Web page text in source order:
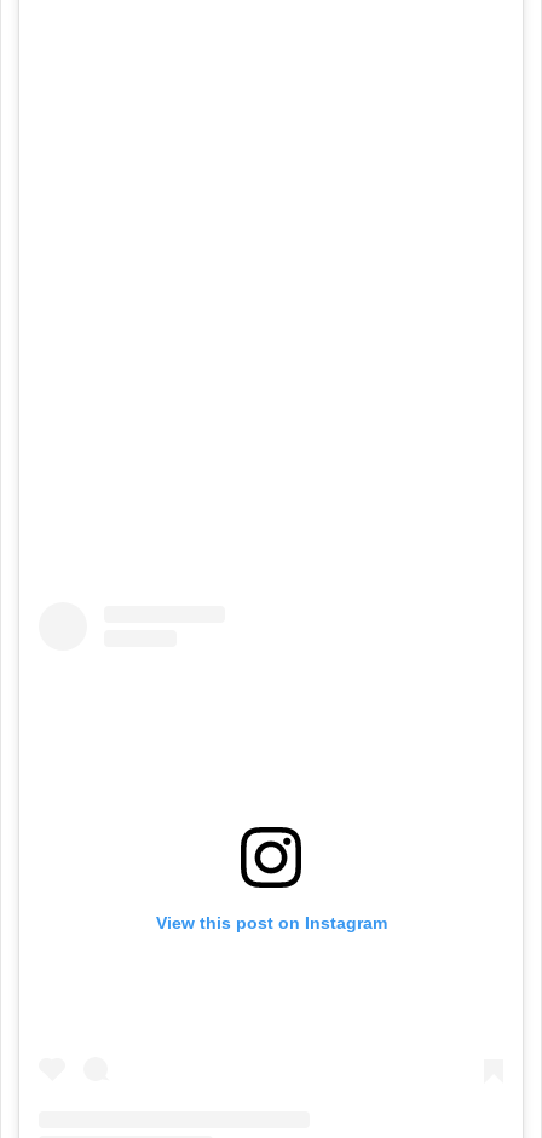
View this post on Instagram